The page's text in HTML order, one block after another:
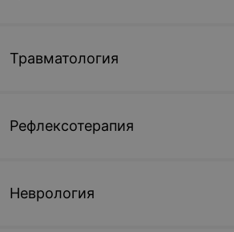
Травматология
Рефлексотерапия
Неврология